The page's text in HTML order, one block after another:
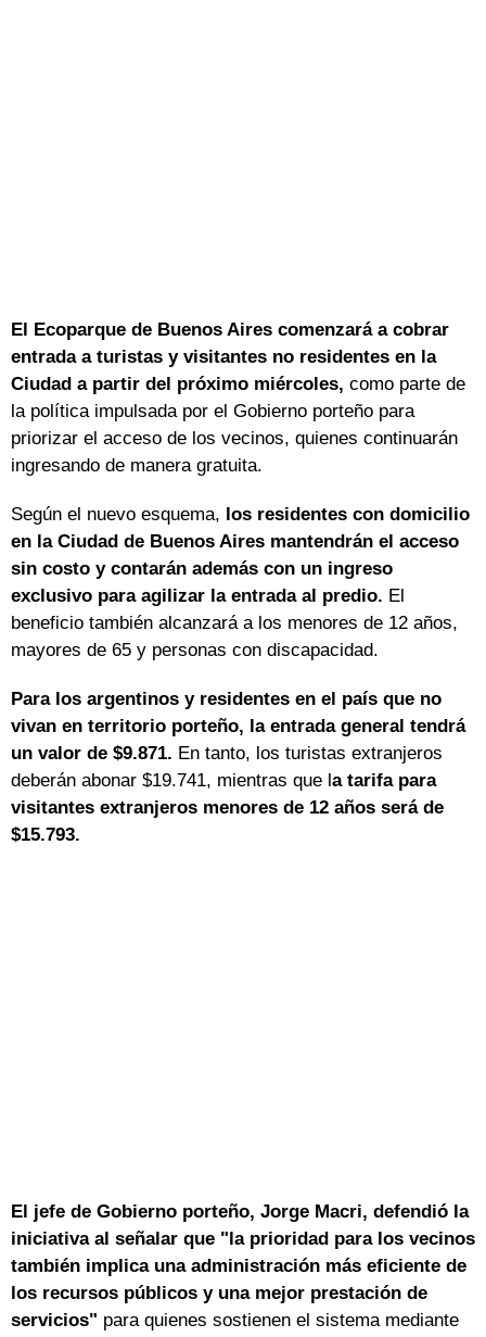
El Ecoparque de Buenos Aires comenzará a cobrar
entrada a turistas y visitantes no residentes en la
Ciudad a partir del próximo miércoles, como parte de
la política impulsada por el Gobierno porteño para
priorizar el acceso de los vecinos, quienes continuarán
ingresando de manera gratuita.
Según el nuevo esquema, los residentes con domicilio
en la Ciudad de Buenos Aires mantendrán el acceso
sin costo y contarán además con un ingreso
exclusivo para agilizar la entrada al predio. El
beneficio también alcanzará a los menores de 12 años,
mayores de 65 y personas con discapacidad.
Para los argentinos y residentes en el país que no
vivan en territorio porteño, la entrada general tendrá
un valor de $9.871. En tanto, los turistas extranjeros
deberán abonar $19.741, mientras que la tarifa para
visitantes extranjeros menores de 12 años será de
$15.793.
El jefe de Gobierno porteño, Jorge Macri, defendió la
iniciativa al señalar que "la prioridad para los vecinos
también implica una administración más eficiente de
los recursos públicos y una mejor prestación de
servicios" para quienes sostienen el sistema mediante